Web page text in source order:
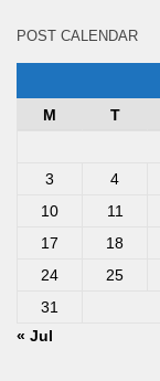
POST CALENDAR
M
T
3
4
10
11
17
18
24
25
31
« Jul